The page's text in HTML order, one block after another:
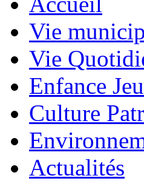
Vie
Vie
Enfance
Culture
Actualités